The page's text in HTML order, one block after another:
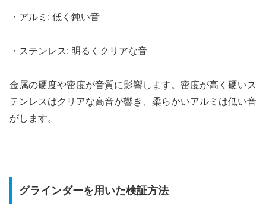
・アルミ: 低く鈍い音
・ステンレス: 明るくクリアな音
金属の硬度や密度が音質に影響します。密度が高く硬いス
テンレスはクリアな高音が響き、柔らかいアルミは低い音
がします。
グラインダーを用いた検証方法